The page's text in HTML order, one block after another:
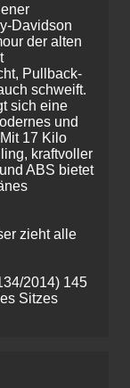
Davidson
der alten
Pullback-
schweift.
sich eine
und
17 Kilo
kraftvoller
ABS bietet
zieht alle
2014) 145
Sitzes